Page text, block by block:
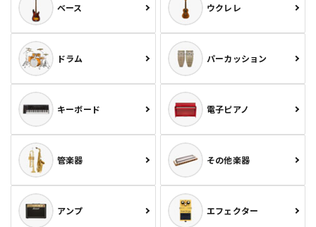
ベース ウクレレ
ドラム パーカッション
キーボード 電子ピアノ
管楽器 その他楽器
アンプ エフェクター